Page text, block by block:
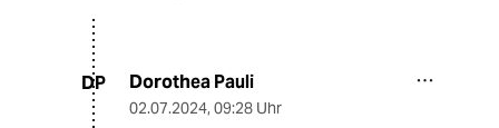
DP Dorothea Pauli
02.07.2024, 09:28 Uhr